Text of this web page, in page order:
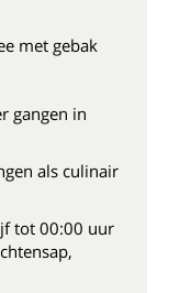
met gebak
gangen in
als culinair
tot 00:00 uur